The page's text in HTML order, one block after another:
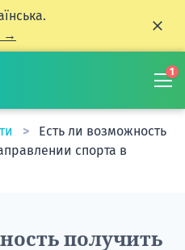
→
1
Есть ли возможность
спорта в
получить